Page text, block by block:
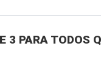
3 PARA TODOS